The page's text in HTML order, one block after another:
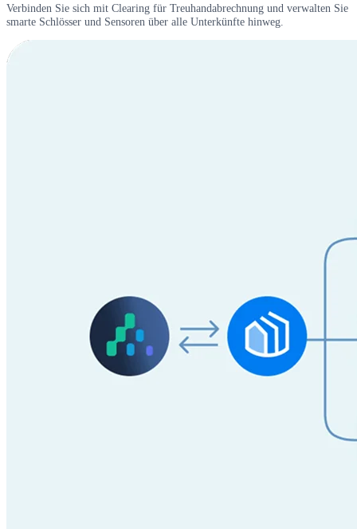
Verbinden Sie sich mit Clearing für Treuhandabrechnung und verwalten Sie
smarte Schlösser und Sensoren über alle Unterkünfte hinweg.